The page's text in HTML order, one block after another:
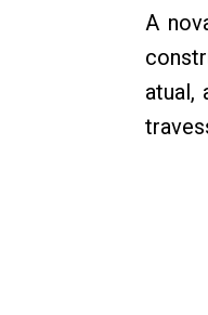
A
atual,